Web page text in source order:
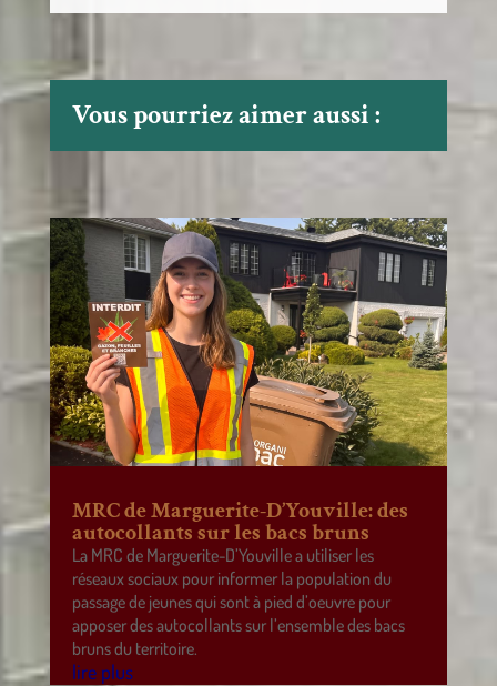
Vous pourriez aimer aussi :
MRC de Marguerite-D’Youville: des
autocollants sur les bacs bruns
La MRC de Marguerite-D’Youville a utiliser les
réseaux sociaux pour informer la population du
passage de jeunes qui sont à pied d’oeuvre pour
apposer des autocollants sur l’ensemble des bacs
bruns du territoire.
lire plus